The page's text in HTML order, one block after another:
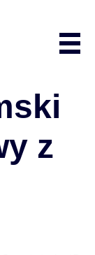
z